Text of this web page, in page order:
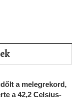
a melegrekord,
a 42,2 Celsius-